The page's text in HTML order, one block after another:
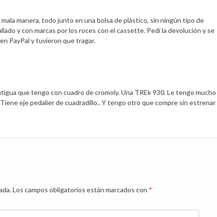
manera, todo junto en una bolsa de plástico, sin ningún tipo de
y con marcas por los roces con el cassette. Pedí la devolución y se
PayPal y tuvieron que tragar.
que tengo con cuadro de cromoly. Una TREk 930. Le tengo mucho
eje pedalier de cuadradillo.. Y tengo otro que compre sin estrenar
Los campos obligatorios están marcados con *